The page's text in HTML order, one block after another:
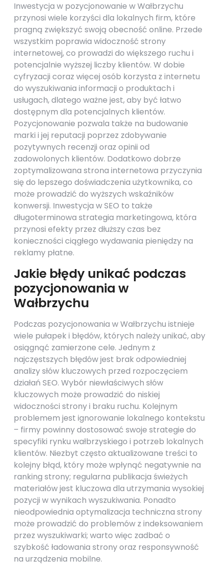
Inwestycja w pozycjonowanie w Wałbrzychu
przynosi wiele korzyści dla lokalnych firm, które
pragną zwiększyć swoją obecność online. Przede
wszystkim poprawia widoczność strony
internetowej, co prowadzi do większego ruchu i
potencjalnie wyższej liczby klientów. W dobie
cyfryzacji coraz więcej osób korzysta z internetu
do wyszukiwania informacji o produktach i
usługach, dlatego ważne jest, aby być łatwo
dostępnym dla potencjalnych klientów.
Pozycjonowanie pozwala także na budowanie
marki i jej reputacji poprzez zdobywanie
pozytywnych recenzji oraz opinii od
zadowolonych klientów. Dodatkowo dobrze
zoptymalizowana strona internetowa przyczynia
się do lepszego doświadczenia użytkownika, co
może prowadzić do wyższych wskaźników
konwersji. Inwestycja w SEO to także
długoterminowa strategia marketingowa, która
przynosi efekty przez dłuższy czas bez
konieczności ciągłego wydawania pieniędzy na
reklamy płatne.
Jakie błędy unikać podczas
pozycjonowania w
Wałbrzychu
Podczas pozycjonowania w Wałbrzychu istnieje
wiele pułapek i błędów, których należy unikać, aby
osiągnąć zamierzone cele. Jednym z
najczęstszych błędów jest brak odpowiedniej
analizy słów kluczowych przed rozpoczęciem
działań SEO. Wybór niewłaściwych słów
kluczowych może prowadzić do niskiej
widoczności strony i braku ruchu. Kolejnym
problemem jest ignorowanie lokalnego kontekstu
– firmy powinny dostosować swoje strategie do
specyfiki rynku wałbrzyskiego i potrzeb lokalnych
klientów. Niezbyt często aktualizowane treści to
kolejny błąd, który może wpłynąć negatywnie na
ranking strony; regularna publikacja świeżych
materiałów jest kluczowa dla utrzymania wysokiej
pozycji w wynikach wyszukiwania. Ponadto
nieodpowiednia optymalizacja techniczna strony
może prowadzić do problemów z indeksowaniem
przez wyszukiwarki; warto więc zadbać o
szybkość ładowania strony oraz responsywność
na urządzenia mobilne.